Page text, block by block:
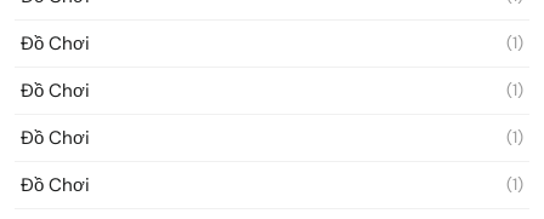
Đồ Chơi (1)
Đồ Chơi (1)
Đồ Chơi (1)
Đồ Chơi (1)